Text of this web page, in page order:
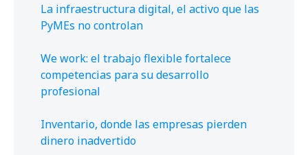
La infraestructura digital, el activo que las
PyMEs no controlan
We work: el trabajo flexible fortalece
competencias para su desarrollo
profesional
Inventario, donde las empresas pierden
dinero inadvertido